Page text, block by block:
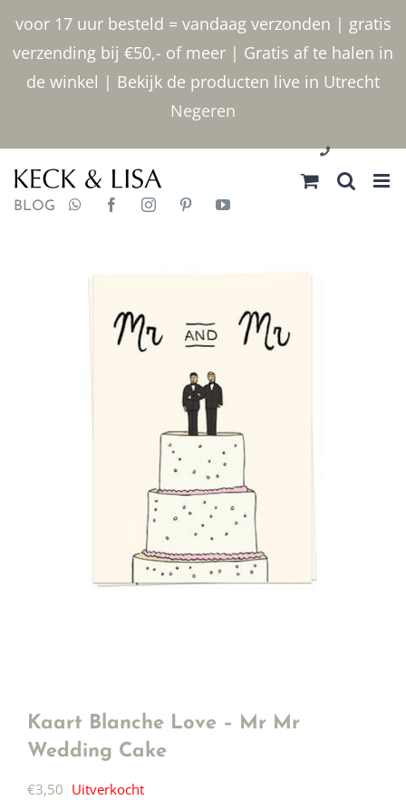
voor 17 uur besteld = vandaag verzonden | gratis
verzending bij €50,- of meer | Gratis af te halen in
de winkel | Bekijk de producten live in Utrecht
Negeren
inhoud
030 2400000
BLOG
Kaart Blanche Love – Mr Mr
Wedding Cake
€3,50 Uitverkocht